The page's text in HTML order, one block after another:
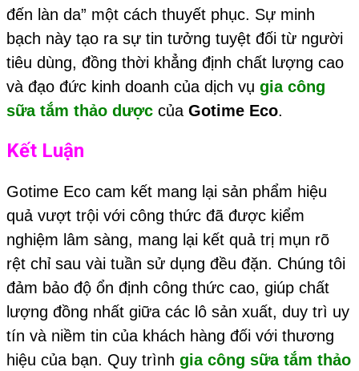
đến làn da” một cách thuyết phục. Sự minh
bạch này tạo ra sự tin tưởng tuyệt đối từ người
tiêu dùng, đồng thời khẳng định chất lượng cao
và đạo đức kinh doanh của dịch vụ gia công
sữa tắm thảo dược của Gotime Eco.
Kết Luận
Gotime Eco cam kết mang lại sản phẩm hiệu
quả vượt trội với công thức đã được kiểm
nghiệm lâm sàng, mang lại kết quả trị mụn rõ
rệt chỉ sau vài tuần sử dụng đều đặn. Chúng tôi
đảm bảo độ ổn định công thức cao, giúp chất
lượng đồng nhất giữa các lô sản xuất, duy trì uy
tín và niềm tin của khách hàng đối với thương
hiệu của bạn. Quy trình gia công sữa tắm thảo